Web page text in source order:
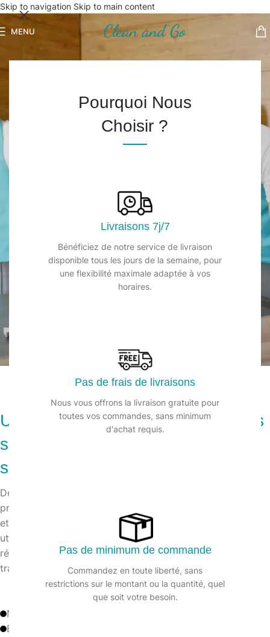
Pourquoi Nous
Choisir ?
Livraisons 7j/7
Bénéficiez de notre service de livraison
disponible tous les jours de la semaine, pour
une flexibilité maximale adaptée à vos
horaires.
Pas de frais de livraisons
Nous vous offrons la livraison gratuite pour
toutes vos commandes, sans minimum
d'achat requis.
Pas de minimum de commande
Commandez en toute liberté, sans
restrictions sur le montant ou la quantité, quel
que soit votre besoin.
Skip to navigation Skip to main content
MENU
Votre partenaire en
nettoyage et hygiène.
Découvrez nos produits
Pas de
Une tradition d'excellence dans les
services de nettoyage et les
solutions d'hygiène
Depuis plus de 20 ans, Clean & Go est le partenaire
privilégié des entreprises pour des solutions de propreté
et d’hygiène personnalisées. Nos professionnels certifiés
utilisent des techniques récentes pour garantir des
résultats impeccables, offrant bien plus qu’un service : la
tranquillité d’esprit.
Nettoyage Industriel.
Bâtiment d'intérieur.